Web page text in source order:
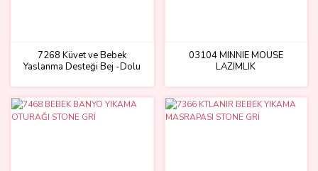
7268 Küvet ve Bebek
Yaslanma Desteği Bej -Dolu
03104 MINNIE MOUSE
LAZIMLIK